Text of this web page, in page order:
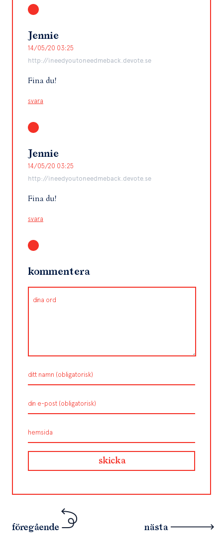
Jennie
14/05/20 03:25
http://ineedyoutoneedmeback.devote.se
Fina du!
svara
Jennie
14/05/20 03:25
http://ineedyoutoneedmeback.devote.se
Fina du!
svara
kommentera
föregående nästa